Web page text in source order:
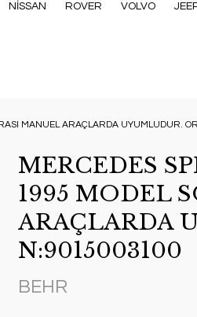
NİSSAN ROVER VOLVO
MANUEL ARAÇLARDA UYUMLUDUR.
MERCEDES
1995 MODEL
ARAÇLARDA
N:9015003100
BEHR